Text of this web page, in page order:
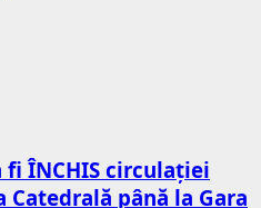
ÎNCHIS circulației
până la Gara